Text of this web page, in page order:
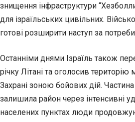
знищення інфраструктури
для ізраїльських цивільних.
готові розширити наступ за
Останніми днями Ізраїль також
річку Літані та оголосив територію
Захрані зоною бойових дій.
залишила район через інтенсивні
населених пунктах люди